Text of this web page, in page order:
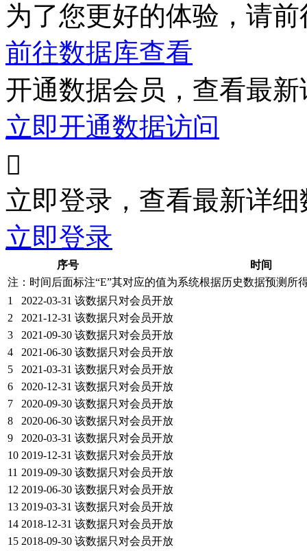
为了您更好的体验，请
前往数据库查看
开通数据会员，查看最
立即开通数据访问

立即登录，查看最新详细
立即登录
序号
时间
注：时间后面标注“E”其对应的值为系统根据历史数据预测所
1
2022-03-31 该数据只对会员开放
2
2021-12-31 该数据只对会员开放
3
2021-09-30 该数据只对会员开放
4
2021-06-30 该数据只对会员开放
5
2021-03-31 该数据只对会员开放
6
2020-12-31 该数据只对会员开放
7
2020-09-30 该数据只对会员开放
8
2020-06-30 该数据只对会员开放
9
2020-03-31 该数据只对会员开放
10 2019-12-31 该数据只对会员开放
11 2019-09-30 该数据只对会员开放
12 2019-06-30 该数据只对会员开放
13 2019-03-31 该数据只对会员开放
14 2018-12-31 该数据只对会员开放
15 2018-09-30 该数据只对会员开放